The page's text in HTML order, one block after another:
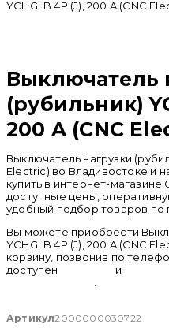
YCHGLB 4P (J), 200 A (CNC
Выключатель
(рубильник)
200 A (CNC
Выключатель нагрузки
Electric) во Владивостоке и
купить в интернет-
доступные цены,
удобный подбор товаров по
Вы можете приобрести
YCHGLB 4P (J), 200 A (CNC
корзину, позвонив по
доступен
и
Артикул2000000030722